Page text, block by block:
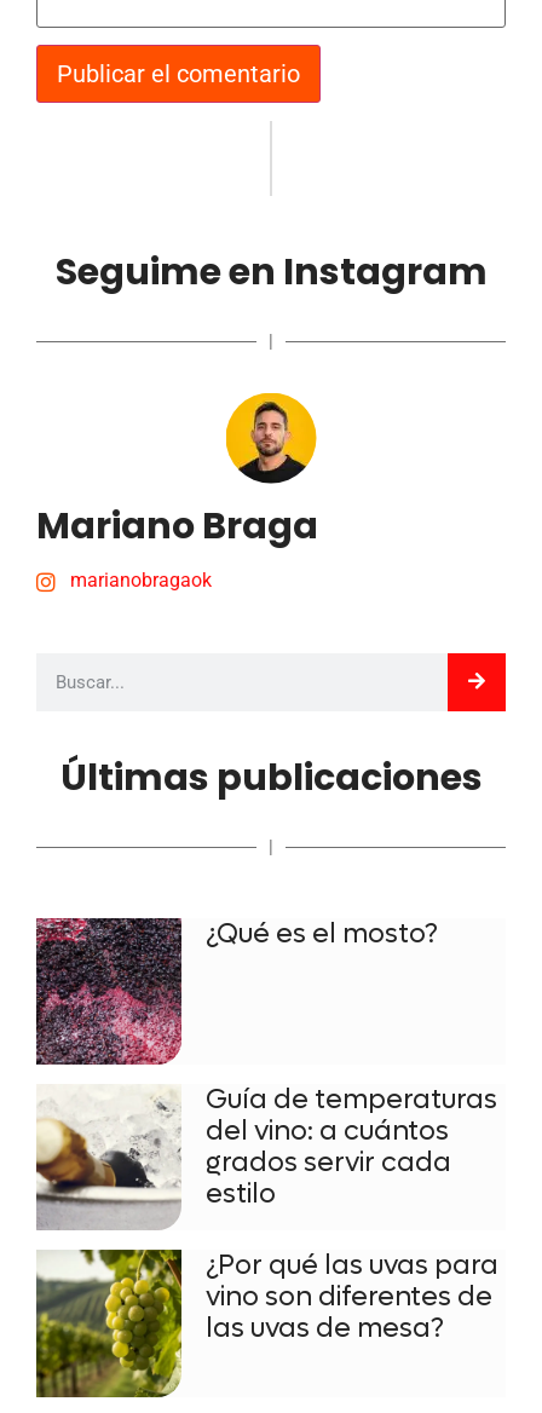
Seguime en Instagram
|
Mariano Braga
marianobragaok
Últimas publicaciones
|
¿Qué es el mosto?
Guía de temperaturas
del vino: a cuántos
grados servir cada
estilo
¿Por qué las uvas para
vino son diferentes de
las uvas de mesa?